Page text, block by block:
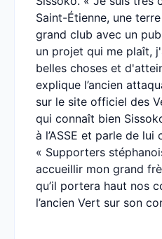
Saint-Étienne, une
grand club avec un
un projet qui me plaît,
belles choses et
explique l’ancien
sur le site officiel des
qui connaît bien
à l’ASSE et parle de lui
« Supporters
accueillir mon grand
qu’il portera haut nos
l’ancien Vert sur son